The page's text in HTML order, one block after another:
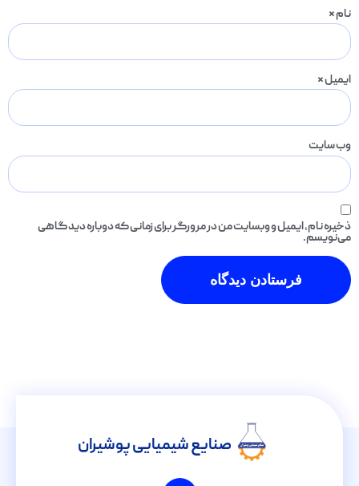
نام*
ایمیل*
وب‌ سایت
ذخیره نام، ایمیل و وبسایت من در مرورگر برای زمانی که دوباره دیدگاهی
می‌نویسم.
صنایع شیمیایی پوشیران